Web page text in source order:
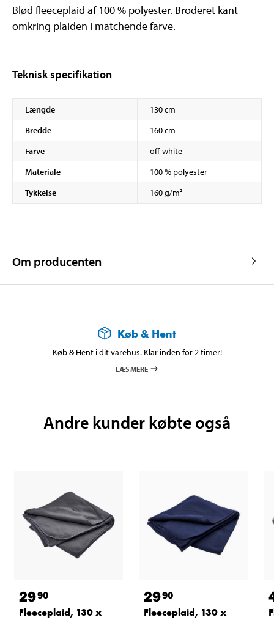
Blød fleeceplaid af 100 % polyester. Broderet kant
omkring plaiden i matchende farve.
Teknisk specifikation
Længde
130 cm
Bredde
160 cm
Farve
off-white
Materiale
100 % polyester
Tykkelse
160 g/m²
Om producenten
Køb & Hent
Køb & Hent i dit varehus. Klar inden for 2 timer!
LÆS MERE
Andre kunder købte også
2990
Fleeceplaid, 130 x
2990
Fleeceplaid, 130 x